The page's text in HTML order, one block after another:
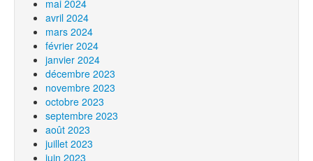
mai 2024
avril 2024
mars 2024
février 2024
janvier 2024
décembre 2023
novembre 2023
octobre 2023
septembre 2023
août 2023
juillet 2023
juin 2023